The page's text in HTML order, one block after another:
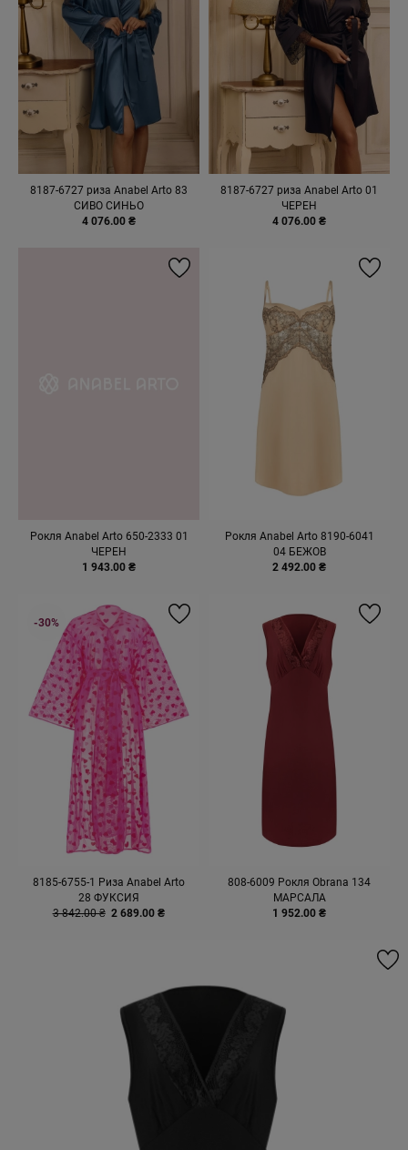
8187-6727 риза Anabel Arto 83
СИВО СИНЬО
4 076.00 ₴
8187-6727 риза Anabel Arto 01
ЧЕРЕН
4 076.00 ₴
Рокля Anabel Arto 650-2333 01
ЧЕРЕН
1 943.00 ₴
Рокля Anabel Arto 8190-6041
04 БЕЖОВ
2 492.00 ₴
8185-6755-1 Риза Anabel Arto
28 ФУКСИЯ
3 842.00 ₴ 2 689.00 ₴
-30%
808-6009 Рокля Obrana 134
МАРСАЛА
1 952.00 ₴